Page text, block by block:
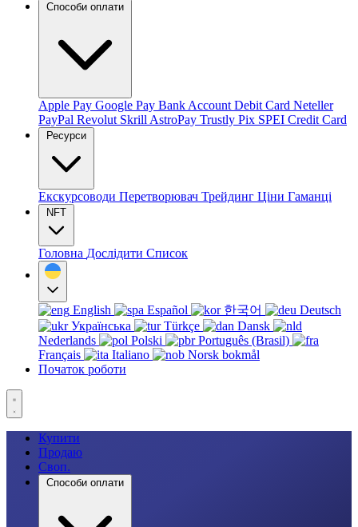
Способи оплати
Apple Pay Google Pay Bank Account Debit Card Neteller
PayPal Revolut Skrill AstroPay Trustly Pix SPEI Credit Card
Ресурси
Екскурсоводи Перетворювач Трейдинг Ціни Гаманці
NFT
Головна Дослідити Список
English Español 한국어
Deutsch
Українська
Türkçe
Dansk
Nederlands
Polski
Português (Brasil)
Français
Italiano
Norsk bokmål
Початок роботи
Купити
Продаю
Своп.
Способи оплати